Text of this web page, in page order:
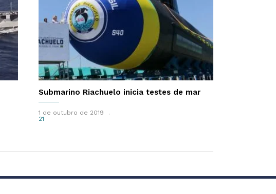
Submarino Riachuelo inicia testes de mar
1 de outubro de 2019
21